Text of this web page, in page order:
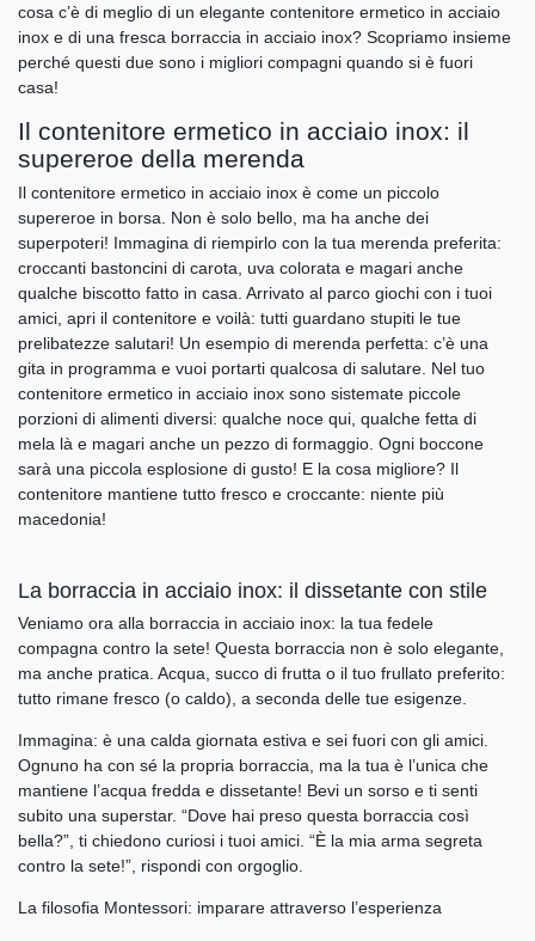
cosa c’è di meglio di un elegante contenitore ermetico in acciaio
inox e di una fresca borraccia in acciaio inox? Scopriamo insieme
perché questi due sono i migliori compagni quando si è fuori
casa!
Il contenitore ermetico in acciaio inox: il
supereroe della merenda
Il contenitore ermetico in acciaio inox è come un piccolo
supereroe in borsa. Non è solo bello, ma ha anche dei
superpoteri! Immagina di riempirlo con la tua merenda preferita:
croccanti bastoncini di carota, uva colorata e magari anche
qualche biscotto fatto in casa. Arrivato al parco giochi con i tuoi
amici, apri il contenitore e voilà: tutti guardano stupiti le tue
prelibatezze salutari! Un esempio di merenda perfetta: c’è una
gita in programma e vuoi portarti qualcosa di salutare. Nel tuo
contenitore ermetico in acciaio inox sono sistemate piccole
porzioni di alimenti diversi: qualche noce qui, qualche fetta di
mela là e magari anche un pezzo di formaggio. Ogni boccone
sarà una piccola esplosione di gusto! E la cosa migliore? Il
contenitore mantiene tutto fresco e croccante: niente più
macedonia!
La borraccia in acciaio inox: il dissetante con stile
Veniamo ora alla borraccia in acciaio inox: la tua fedele
compagna contro la sete! Questa borraccia non è solo elegante,
ma anche pratica. Acqua, succo di frutta o il tuo frullato preferito:
tutto rimane fresco (o caldo), a seconda delle tue esigenze.
Immagina: è una calda giornata estiva e sei fuori con gli amici.
Ognuno ha con sé la propria borraccia, ma la tua è l’unica che
mantiene l’acqua fredda e dissetante! Bevi un sorso e ti senti
subito una superstar. “Dove hai preso questa borraccia così
bella?”, ti chiedono curiosi i tuoi amici. “È la mia arma segreta
contro la sete!”, rispondi con orgoglio.
La filosofia Montessori: imparare attraverso l’esperienza